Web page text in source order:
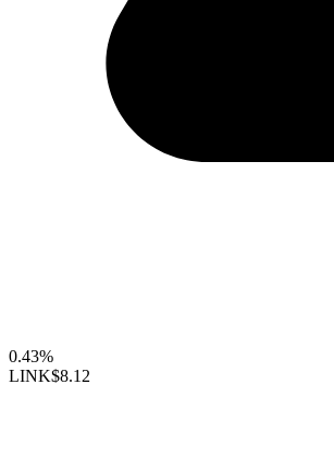
0.43%
LINK$8.12